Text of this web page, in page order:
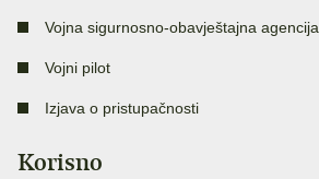
Vojna sigurnosno-obavještajna agencija
Vojni pilot
Izjava o pristupačnosti
Korisno